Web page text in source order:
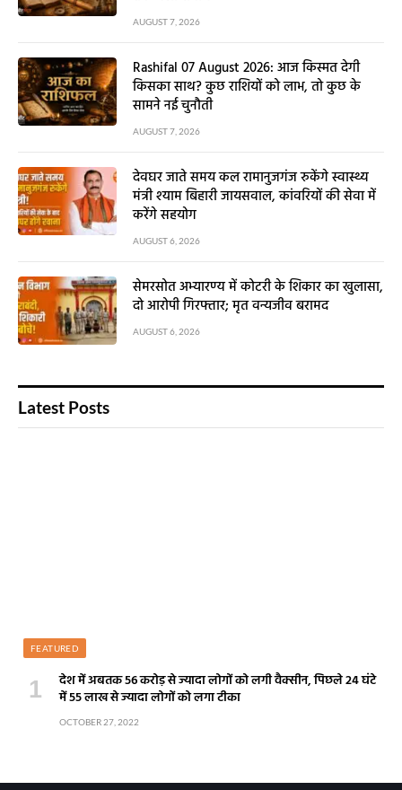
AUGUST 7, 2026
Rashifal 07 August 2026: आज किस्मत देगी
किसका साथ? कुछ राशियों को लाभ, तो कुछ के
सामने नई चुनौती
AUGUST 7, 2026
देवघर जाते समय कल रामानुजगंज रुकेंगे स्वास्थ्य
मंत्री श्याम बिहारी जायसवाल, कांवरियों की सेवा में
करेंगे सहयोग
AUGUST 6, 2026
सेमरसोत अभ्यारण्य में कोटरी के शिकार का खुलासा,
दो आरोपी गिरफ्तार; मृत वन्यजीव बरामद
AUGUST 6, 2026
Latest Posts
FEATURED
देश में अबतक 56 करोड़ से ज्यादा लोगों को लगी वैक्सीन, पिछले 24 घंटे
में 55 लाख से ज्यादा लोगों को लगा टीका
OCTOBER 27, 2022